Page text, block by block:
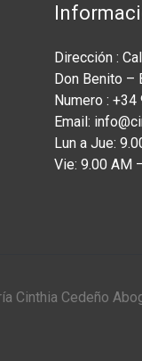
Dirección :
Don Benito –
Numero :
Email:
Lun a Jue:
Vie: 9.00 AM
Cinthia Cedeño